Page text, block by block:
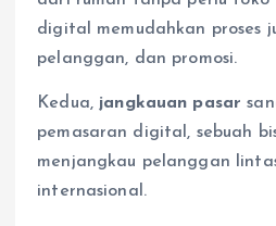
digital memudahkan proses
pelanggan, dan promosi.
Kedua, jangkauan pasar
pemasaran digital, sebuah
menjangkau pelanggan
internasional.